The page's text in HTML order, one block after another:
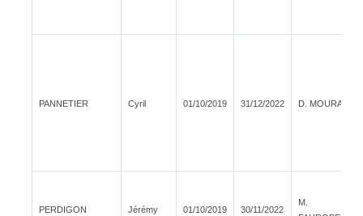
PANNETIER Cyril 01/10/2019 31/12/2022 D. MOURARD
PERDIGON Jérémy 01/10/2019 30/11/2022
M.